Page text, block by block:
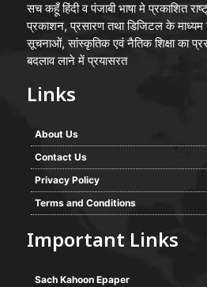
सच कहूँ हिंदी व पंजाबी भाषा मे प्रकाशित
प्रकाशन, प्रसारण तथा डिजिटल के माध्यम
सूचनाओं, सांस्कृतिक एवं नैतिक शिक्षा का
बदलाव लाने में प्रयासरत
Links
About Us
Contact Us
Privacy Policy
Terms and Conditions
Important Links
Sach Kahoon Epaper